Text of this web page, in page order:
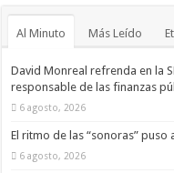
Al Minuto Más Leído
David Monreal refrenda en la
responsable de las finanzas
6 agosto, 2026
El ritmo de las “sonoras” puso
6 agosto, 2026